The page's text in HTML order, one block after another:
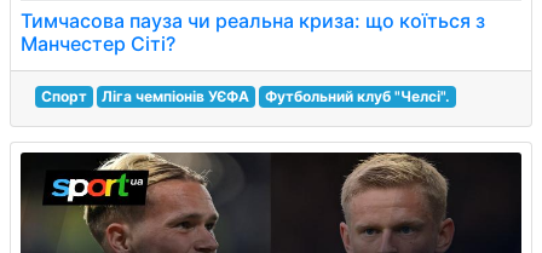
Тимчасова пауза чи реальна криза: що коїться з
Манчестер Сіті?
Спорт Ліга чемпіонів УЄФА Футбольний клуб "Челсі".